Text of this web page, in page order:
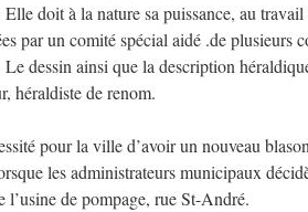
doit à la nature sa puissance, au
par un comité spécial aidé .de plusieurs
Le dessin ainsi que la description
héraldiste de renom.
pour la ville d’avoir un nouveau
les administrateurs municipaux
l’usine de pompage, rue St-André.